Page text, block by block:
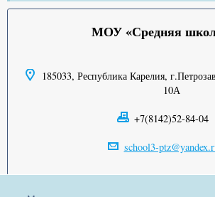
МОУ «Средняя
185033, Республика Карелия,
10А
+7(8142)52-84-04
school3-